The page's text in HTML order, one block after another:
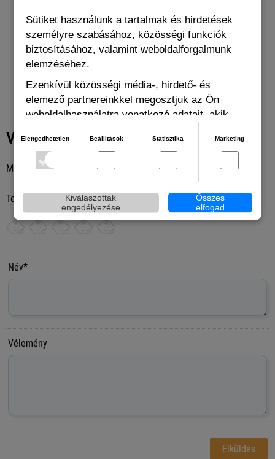
Sütiket használunk a tartalmak és hirdetések
személyre szabásához, közösségi funkciók
biztosításához, valamint weboldalforgalmunk
elemzéséhez.
Ezenkívül közösségi média-, hirdető- és
elemező partnereinkkel megosztjuk az Ön
weboldalhasználatra vonatkozó adatait, akik
amelyeket Ön adott meg számukra vagy az Ön
által használt más szolgáltatásokból gyűjtöttek.
Elengedhetetlen Beállítások Statisztika Marketing
Kiválaszottak
engedélyezése
Összes
elfogad
4 990 Ft
Vélemények
Még senki sem írt véleményt ehhez a termékhez
Termék értékelése:
Név*
Vélemény